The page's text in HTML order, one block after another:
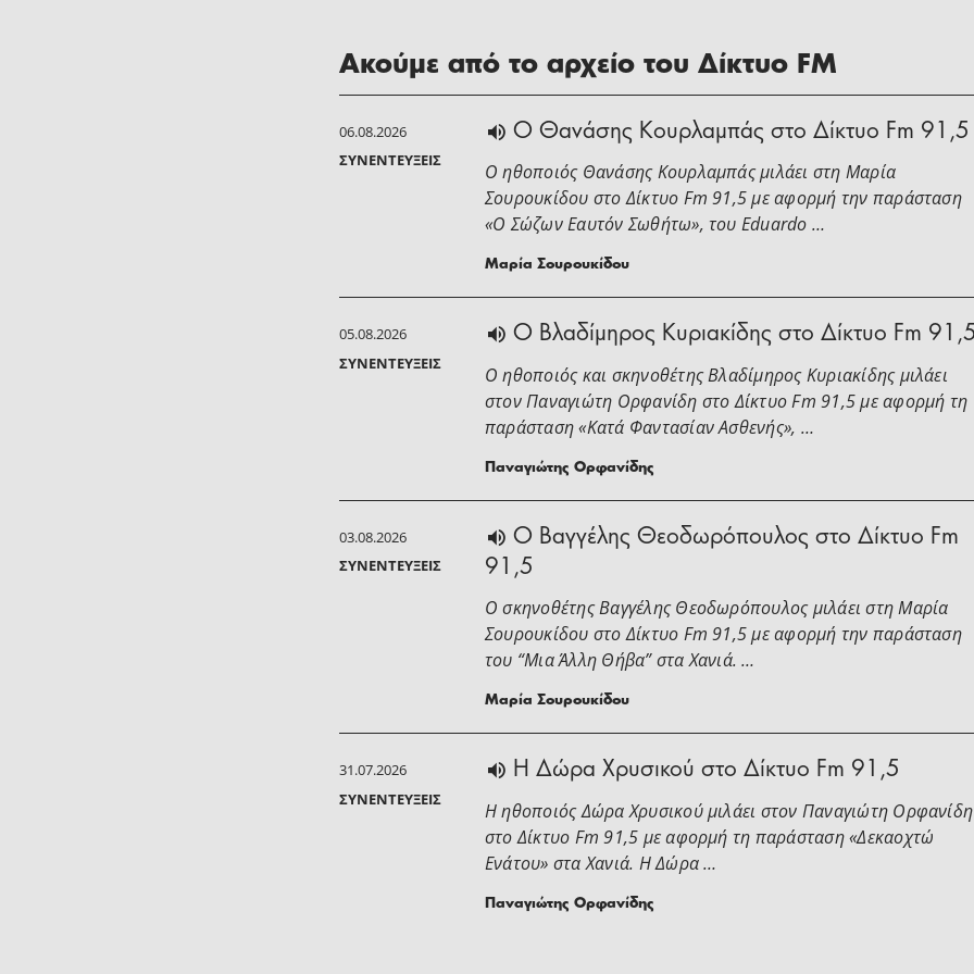
Ακούμε από το αρχείο του Δίκτυο FM
06.08.2026
ΣΥΝΕΝΤΕΎΞΕΙΣ
Ο Θανάσης Κουρλαμπάς στο Δίκτυο Fm 91,5
Ο ηθοποιός Θανάσης Κουρλαμπάς μιλάει στη Μαρία
Σουρουκίδου στο Δίκτυο Fm 91,5 με αφορμή την παράσταση
«Ο Σώζων Εαυτόν Σωθήτω», του Eduardo …
Μαρία Σουρουκίδου
05.08.2026
ΣΥΝΕΝΤΕΎΞΕΙΣ
O Βλαδίμηρος Κυριακίδης στο Δίκτυο Fm
Ο ηθοποιός και σκηνοθέτης Βλαδίμηρος Κυριακίδης μιλάει
στoν Παναγιώτη Ορφανίδη στο Δίκτυο Fm 91,5 με αφορμή τη
παράσταση «Κατά Φαντασίαν Ασθενής», …
Παναγιώτης Ορφανίδης
03.08.2026
ΣΥΝΕΝΤΕΎΞΕΙΣ
Ο Βαγγέλης Θεοδωρόπουλος στο Δίκτυο Fm
91,5
Ο σκηνοθέτης Βαγγέλης Θεοδωρόπουλος μιλάει στη Μαρία
Σουρουκίδου στο Δίκτυο Fm 91,5 με αφορμή την παράσταση
του “Μια Άλλη Θήβα” στα Χανιά. …
Μαρία Σουρουκίδου
31.07.2026
ΣΥΝΕΝΤΕΎΞΕΙΣ
H Δώρα Χρυσικού στο Δίκτυο Fm 91,5
Η ηθοποιός Δώρα Χρυσικού μιλάει στoν Παναγιώτη Ορφανίδη
στο Δίκτυο Fm 91,5 με αφορμή τη παράσταση «Δεκαοχτώ
Ενάτου» στα Χανιά. Η Δώρα …
Παναγιώτης Ορφανίδης